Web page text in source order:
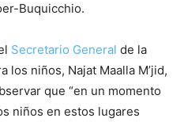
Buquicchio.
Secretario General de la
los niños, Najat Maalla M’jid,
que “en un momento
niños en estos lugares